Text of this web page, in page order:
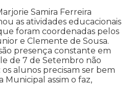
Samira Ferreira
as atividades educacionais
foram coordenadas pelos
e Clemente de Sousa.
presença constante em
de 7 de Setembro não
alunos precisam ser bem
Municipal assim o faz,